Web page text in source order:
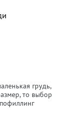
грудь,
то выбор